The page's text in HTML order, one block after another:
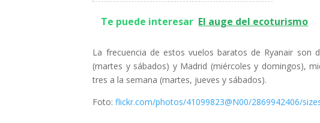
Te puede interesar El auge del ecoturismo
La frecuencia de estos vuelos baratos de Ryanair son
(martes y sábados) y Madrid (miércoles y domingos),
tres a la semana (martes, jueves y sábados).
Foto:flickr.com/photos/41099823@N00/2869942406/